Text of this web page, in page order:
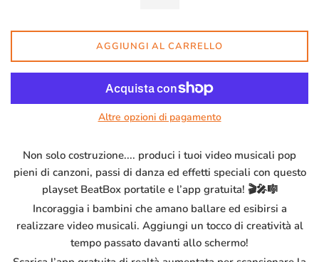
AGGIUNGI AL CARRELLO
Altre opzioni di pagamento
Non solo costruzione.... produci i tuoi video musicali pop
pieni di canzoni, passi di danza ed effetti speciali con questo
playset BeatBox portatile e l’app gratuita! 🎬🎤🎼
Incoraggia i bambini che amano ballare ed esibirsi a
realizzare video musicali. Aggiungi un tocco di creatività al
tempo passato davanti allo schermo!